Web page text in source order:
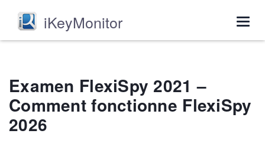
iKeyMonitor
Examen FlexiSpy 2021 –
Comment fonctionne FlexiSpy
2026